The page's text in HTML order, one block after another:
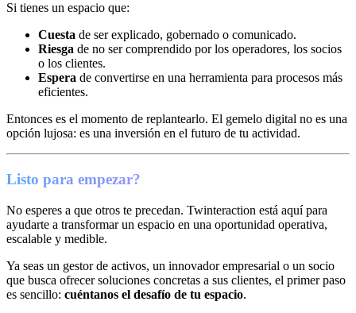
Si tienes un espacio que:
Cuesta de ser explicado, gobernado o comunicado.
Riesga de no ser comprendido por los operadores, los socios
o los clientes.
Espera de convertirse en una herramienta para procesos más
eficientes.
Entonces es el momento de replantearlo. El gemelo digital no es una
opción lujosa: es una inversión en el futuro de tu actividad.
Listo para empezar?
No esperes a que otros te precedan. Twinteraction está aquí para
ayudarte a transformar un espacio en una oportunidad operativa,
escalable y medible.
Ya seas un gestor de activos, un innovador empresarial o un socio
que busca ofrecer soluciones concretas a sus clientes, el primer paso
es sencillo: cuéntanos el desafío de tu espacio.